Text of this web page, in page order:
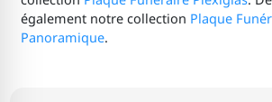
également notre collection Plaque
Panoramique.